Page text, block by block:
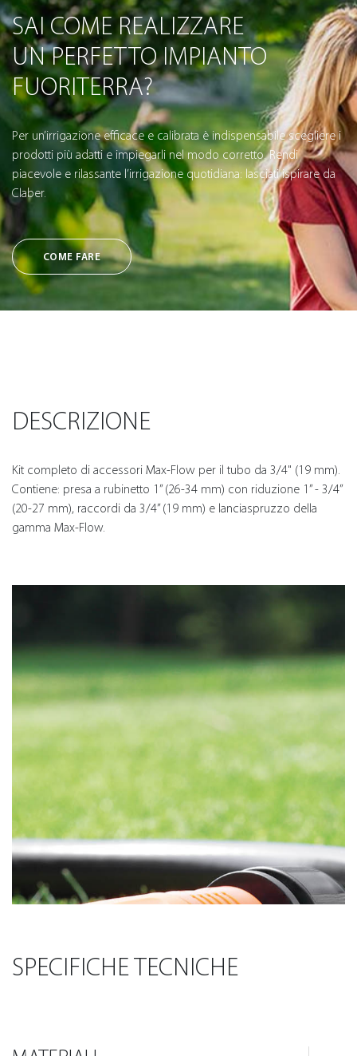
SAI COME REALIZZARE
UN PERFETTO IMPIANTO
FUORITERRA?
Per un’irrigazione efficace e calibrata è indispensabile scegliere i
prodotti più adatti e impiegarli nel modo corretto. Rendi
piacevole e rilassante l’irrigazione quotidiana: lasciati ispirare da
Claber.
COME FARE
DESCRIZIONE
Kit completo di accessori Max-Flow per il tubo da 3/4" (19 mm).
Contiene: presa a rubinetto 1” (26-34 mm) con riduzione 1” - 3/4”
(20-27 mm), raccordi da 3/4” (19 mm) e lanciaspruzzo della
gamma Max-Flow.
SPECIFICHE TECNICHE